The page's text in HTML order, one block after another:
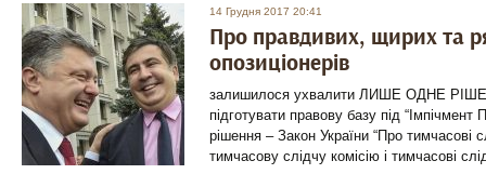
14 Грудня 2017 20:41
Про правдивих, щирих та
опозиціонерів
залишилося ухвалити ЛИШЕ ОДНЕ
підготувати правову базу під “Імпічмент
рішення – Закон України “Про тимчасові
тимчасову слідчу комісію і тимчасові